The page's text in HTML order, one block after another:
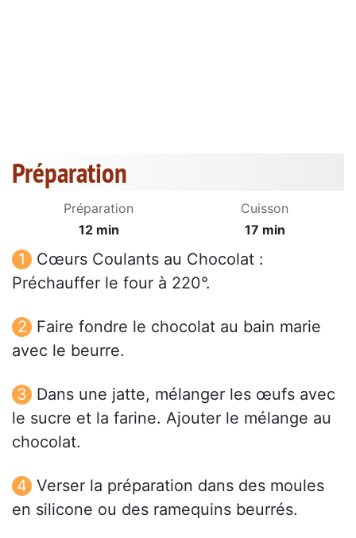
Préparation
Préparation
12 min
Cuisson
17 min
Cœurs Coulants au Chocolat :
Préchauffer le four à 220°.
Faire fondre le chocolat au bain marie
avec le beurre.
Dans une jatte, mélanger les œufs avec
le sucre et la farine. Ajouter le mélange au
chocolat.
Verser la préparation dans des moules
en silicone ou des ramequins beurrés.